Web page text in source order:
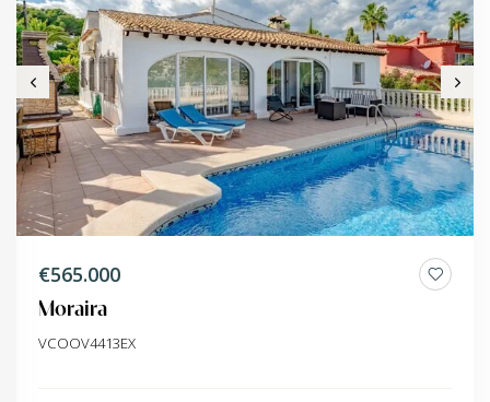
€565.000
Moraira
VCOOV4413EX